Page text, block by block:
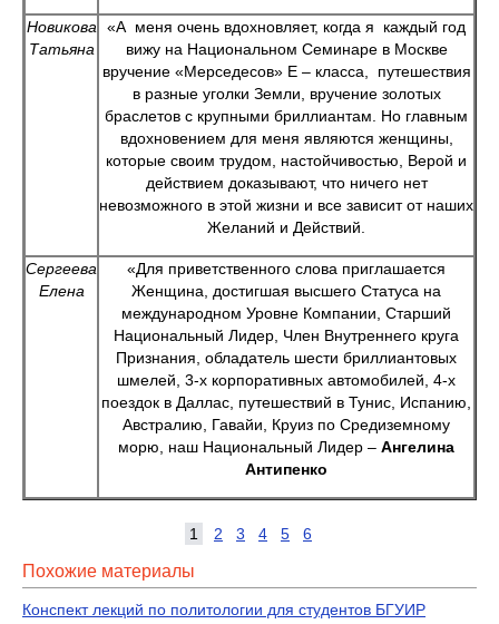
Новикова
Татьяна
«А меня очень вдохновляет, когда я каждый год
вижу на Национальном Семинаре в Москве
вручение «Мерседесов» Е – класса, путешествия
в разные уголки Земли, вручение золотых
браслетов с крупными бриллиантам. Но главным
вдохновением для меня являются женщины,
которые своим трудом, настойчивостью, Верой и
действием доказывают, что ничего нет
невозможного в этой жизни и все зависит от наших
Желаний и Действий.
Сергеева
Елена
«Для приветственного слова приглашается
Женщина, достигшая высшего Статуса на
международном Уровне Компании, Старший
Национальный Лидер, Член Внутреннего круга
Признания, обладатель шести бриллиантовых
шмелей, 3-х корпоративных автомобилей, 4-х
поездок в Даллас, путешествий в Тунис, Испанию,
Австралию, Гавайи, Круиз по Средиземному
морю, наш Национальный Лидер – Ангелина
Антипенко
1 2 3 4 5 6
Похожие материалы
Конспект лекций по политологии для студентов БГУИР